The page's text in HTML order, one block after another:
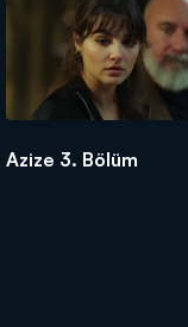
Azize 3. Bölüm